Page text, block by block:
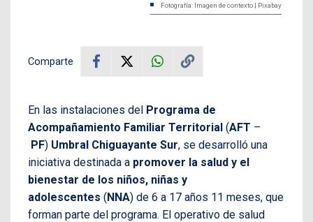
Fotografía: Imagen de contexto | Pixabay
Comparte
En las instalaciones del Programa de
Acompañamiento Familiar Territorial (AFT –
PF) Umbral Chiguayante Sur, se desarrolló una
iniciativa destinada a promover la salud y el
bienestar de los niños, niñas y
adolescentes (NNA) de 6 a 17 años 11 meses, que
forman parte del programa. El operativo de salud